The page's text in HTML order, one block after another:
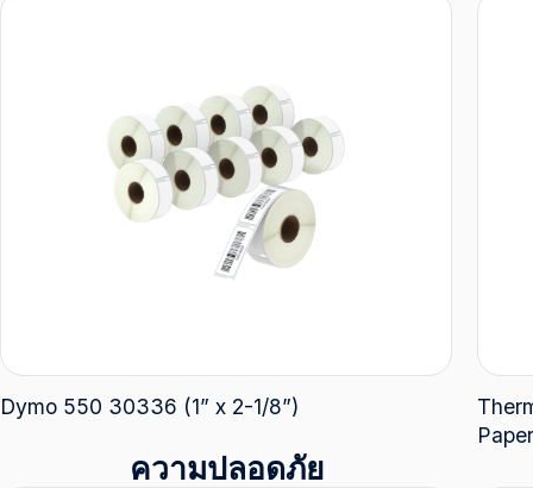
Dymo 550 30336 (1” x 2-1/8”)
ความปลอดภัย